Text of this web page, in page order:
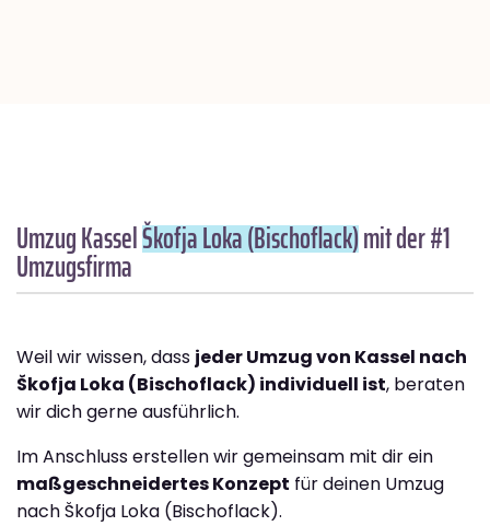
Umzug KasselŠkofja Loka (Bischoflack)mit der #1
Umzugsfirma
Weil wir wissen, dass jeder Umzug von Kassel nach
Škofja Loka (Bischoflack) individuell ist, beraten
wir dich gerne ausführlich.
Im Anschluss erstellen wir gemeinsam mit dir ein
maßgeschneidertes Konzept für deinen Umzug
nach Škofja Loka (Bischoflack).